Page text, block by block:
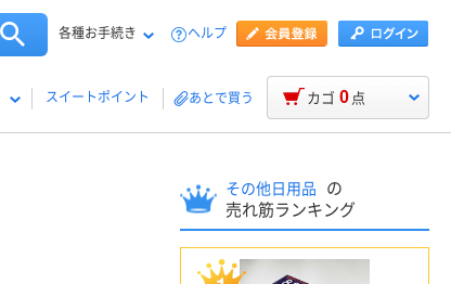
各種お手続き ヘルプ
スイートポイント あとで買う カゴ 0 点
その他日用品
の
売れ筋ランキング